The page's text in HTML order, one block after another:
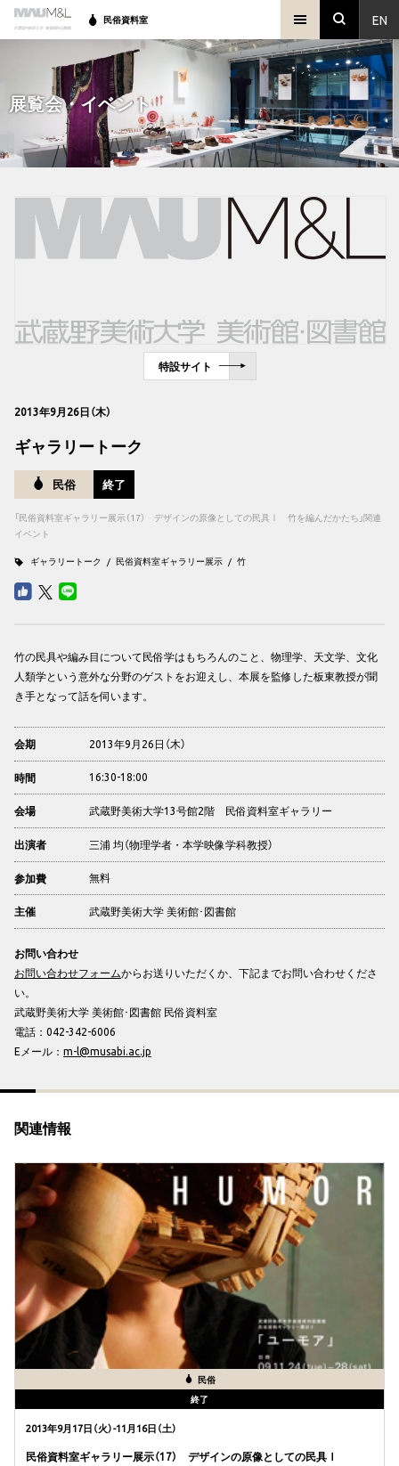
EN
民俗資料室
展覧会・イベント
特設サイト
2013年9月26日（木）
ギャラリートーク
民俗 終了
「民俗資料室ギャラリー展示（17） デザインの原像としての民具Ⅰ 竹を編んだかたち」関連
イベント
ギャラリートーク 民俗資料室ギャラリー展示 竹
竹の民具や編み目について民俗学はもちろんのこと、物理学、天文学、文化
人類学という意外な分野のゲストをお迎えし、本展を監修した板東教授が聞
き手となって話を伺います。
会期 2013年9月26日（木）
時間 16:30-18:00
会場 武蔵野美術大学13号館2階 民俗資料室ギャラリー
出演者 三浦 均（物理学者・本学映像学科教授）
参加費 無料
主催 武蔵野美術大学 美術館･図書館
お問い合わせ
お問い合わせフォームからお送りいただくか、下記までお問い合わせくださ
い。
武蔵野美術大学 美術館･図書館 民俗資料室
電話：042-342-6006
Eメール： m-l@musabi.ac.jp
関連情報
民俗
終了
2013年9月17日（火）-11月16日（土）
民俗資料室ギャラリー展示（17） デザインの原像としての民具Ⅰ